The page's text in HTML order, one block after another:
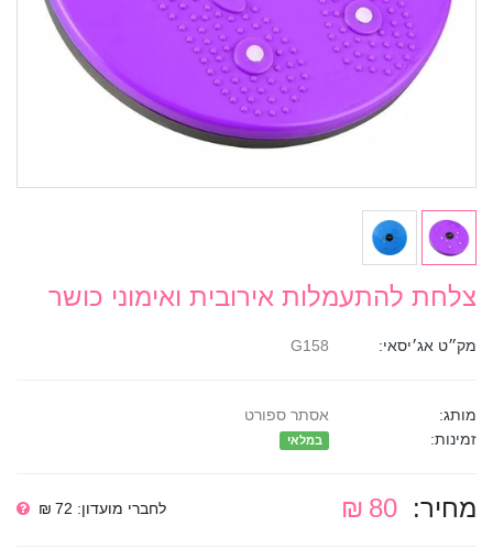
צלחת להתעמלות אירובית ואימוני כושר
מק״ט אג׳יסאי:
מותג:
אסתר ספורט
זמינות:
במלאי
מחיר: 80 ₪ לחברי מועדון: 72 ₪